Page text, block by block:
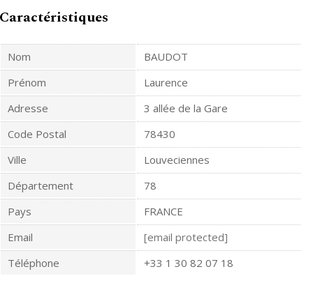
Caractéristiques
Nom
BAUDOT
Prénom
Laurence
Adresse
3 allée de la Gare
Code Postal
78430
Ville
Louveciennes
Département
78
Pays
FRANCE
Email
[email protected]
Téléphone
+33 1 30 82 07 18